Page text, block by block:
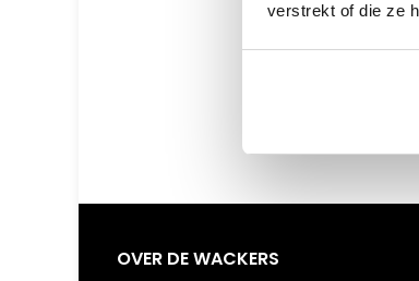
verstrekt of die ze
OVER DE WACKERS